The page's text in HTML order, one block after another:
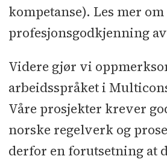
kompetanse). Les mer
profesjonsgodkjenning
Videre gjør vi
arbeidsspråket i
Våre prosjekter krever
norske regelverk og
derfor en forutsetning at